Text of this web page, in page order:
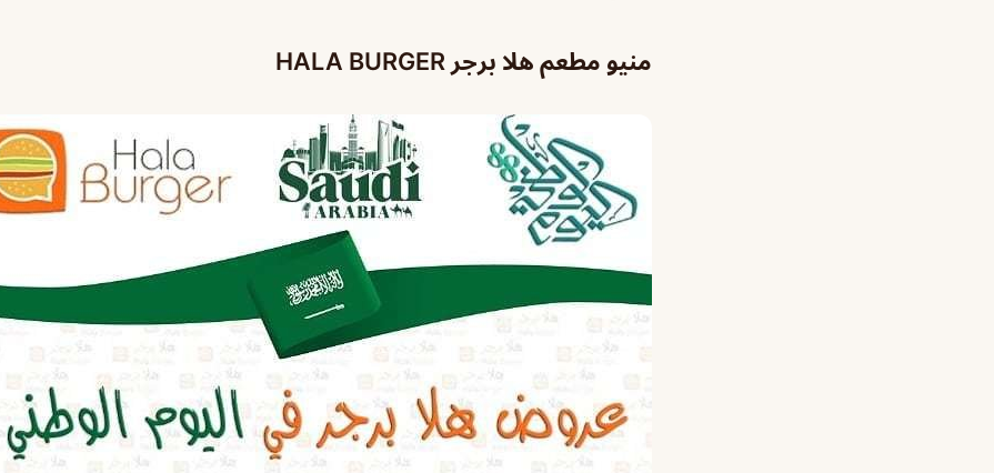
منيو مطعم هلا برجر HALA BURGER